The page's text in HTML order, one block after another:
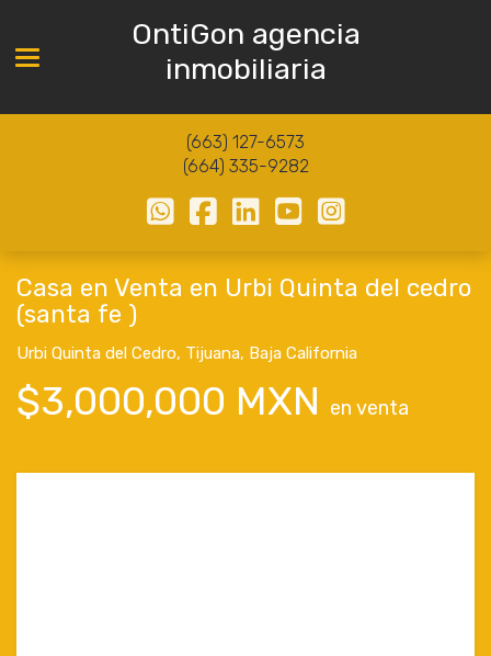
Toggle navigation
OntiGon agencia
inmobiliaria
(663) 127-6573
(664) 335-9282
Casa en Venta en Urbi Quinta del cedro
(santa fe )
Urbi Quinta del Cedro, Tijuana, Baja California
$3,000,000 MXN en venta